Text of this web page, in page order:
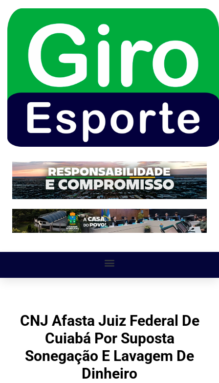
CNJ Afasta Juiz Federal De
Cuiabá Por Suposta
Sonegação E Lavagem De
Dinheiro